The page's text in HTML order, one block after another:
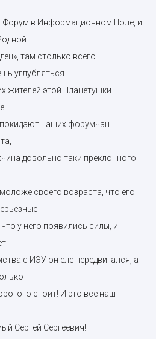
Форум в Информационном Поле, и
там столько всего
углубляться
жителей этой Планетушки
наших форумчан
довольно таки преклонного
своего возраста, что его
у него появились силы, и
с ИЭУ он еле передвигался, а
стоит! И это все наш
Сергей Сергеевич!